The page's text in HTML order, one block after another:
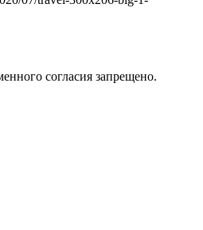
согласия запрещено.